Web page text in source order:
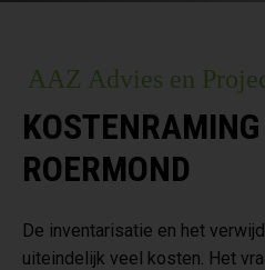
AAZ Advies en
ROERMOND
De inventarisatie en het
uiteindelijk veel kosten. Het